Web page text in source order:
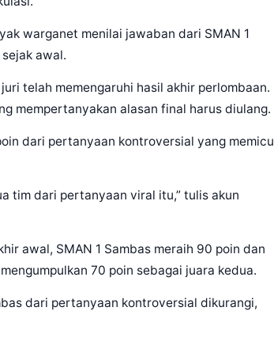
warganet menilai jawaban dari SMAN 1
awal.
telah memengaruhi hasil akhir perlombaan.
mempertanyakan alasan final harus diulang.
dari pertanyaan kontroversial yang memicu
tim dari pertanyaan viral itu,” tulis akun
awal, SMAN 1 Sambas meraih 90 poin dan
70 poin sebagai juara kedua.
dari pertanyaan kontroversial dikurangi,